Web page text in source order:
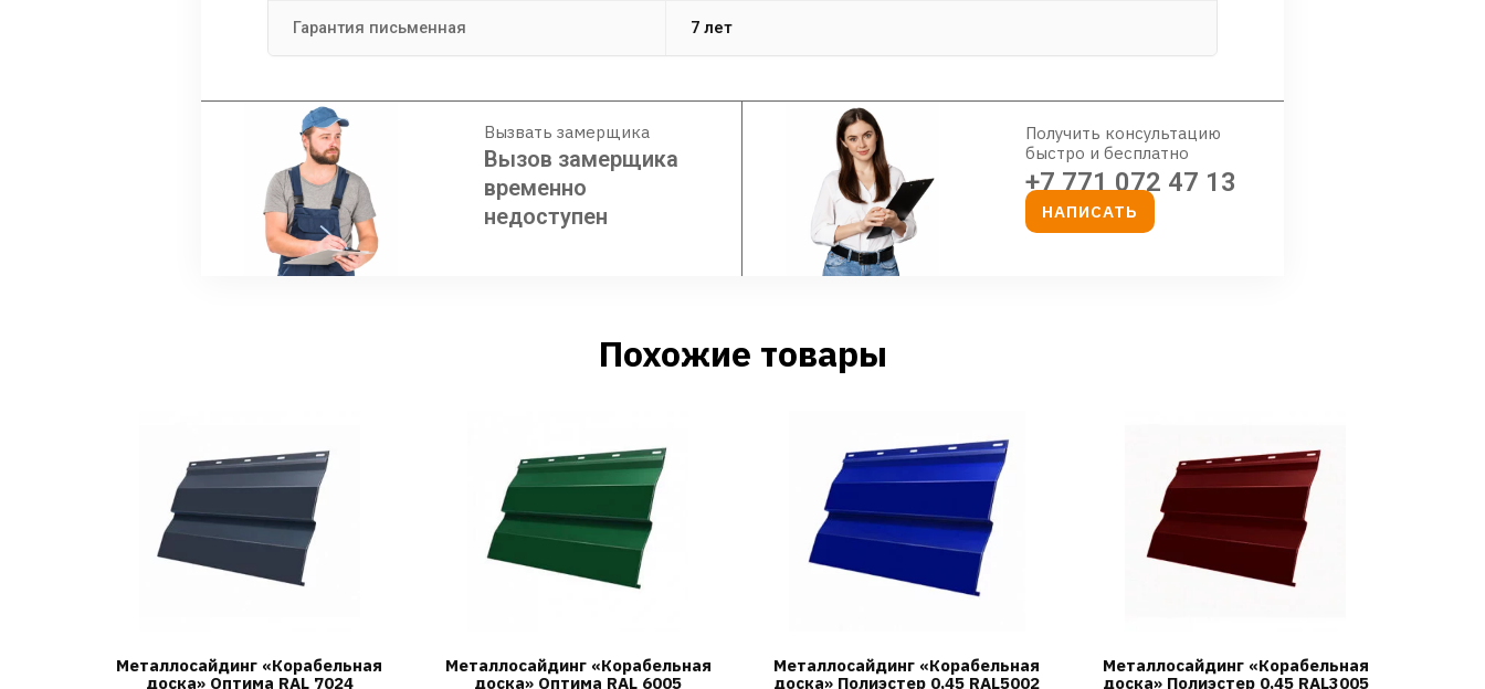
Гарантия письменная 7 лет
Вызвать замерщика
Вызов замерщика
временно
недоступен
Получить консультацию
быстро и бесплатно
+7 771 072 47 13
НАПИСАТЬ
Похожие товары
Металлосайдинг «Корабельная
доска» Оптима RAL 7024
Металлосайдинг «Корабельная
доска» Оптима RAL 6005
Металлосайдинг «Корабельная
доска» Полиэстер 0,45 RAL5002
Металлосайдинг «Корабельная
доска» Полиэстер 0,45 RAL3005